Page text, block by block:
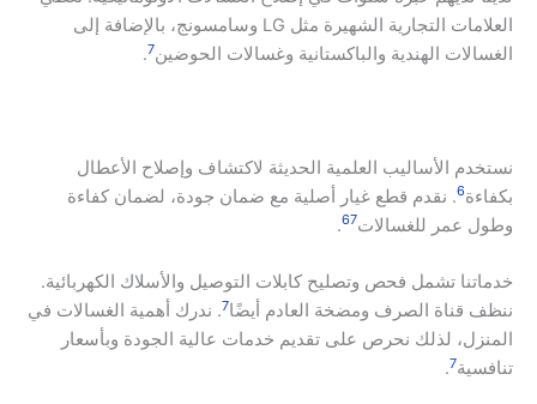
العلامات التجارية الشهيرة مثل LG وسامسونج، بالإضافة إلى
الغسالات الهندية والباكستانية وغسالات الحوضين7
.
نستخدم الأساليب العلمية الحديثة لاكتشاف وإصلاح الأعطال
بكفاءة6. نقدم قطع غيار أصلية مع ضمان جودة، لضمان كفاءة
وطول عمر للغسالات 67
.
خدماتنا تشمل فحص وتصليح كابلات التوصيل والأسلاك الكهربائية.
ننظف قناة الصرف ومضخة العادم أيضًا7. ندرك أهمية الغسالات في
المنزل، لذلك نحرص على تقديم خدمات عالية الجودة وبأسعار
تنافسية7
.